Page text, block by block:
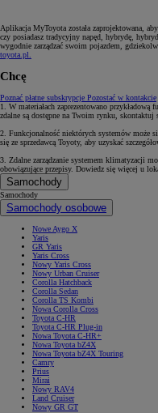
Aplikacja MyToyota została zaprojektowana,
czy posiadasz tradycyjny napęd, hybrydę,
wygodnie zarządzać swoim pojazdem,
toyota.pl.
Chcę
Poznać płatne subskrypcje Pozostać w kontakcie
1. W materiałach zaprezentowano
zdalne są dostępne na Twoim rynku, skontaktuj
2. Funkcjonalność niektórych systemów może
się ze sprzedawcą Toyoty, aby uzyskać
3. Zdalne zarządzanie systemem klimatyzacji
obowiązujące przepisy. Dowiedz się więcej u
Samochody
Samochody
Samochody osobowe
Nowe Aygo X
Yaris
GR Yaris
Yaris Cross
Nowy Yaris Cross
Nowy Urban Cruiser
Corolla Hatchback
Corolla Sedan
Corolla TS Kombi
Nowa Corolla Cross
Toyota C-HR
Toyota C-HR Plug-in
Nowa Toyota C-HR+
Nowa Toyota bZ4X
Nowa Toyota bZ4X Touring
Camry
Prius
Mirai
Nowy RAV4
Land Cruiser
Nowy GR GT